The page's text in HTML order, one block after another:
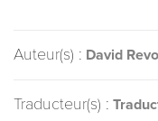
Auteur(s) : David
Traducteur(s) :